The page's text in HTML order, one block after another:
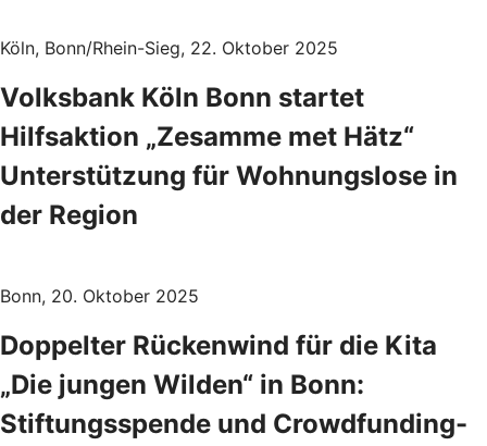
Köln, Bonn/Rhein-Sieg, 22. Oktober 2025
Volksbank Köln Bonn startet
Hilfsaktion „Zesamme met Hätz“
Unterstützung für Wohnungslose in
der Region
Bonn, 20. Oktober 2025
Doppelter Rückenwind für die Kita
„Die jungen Wilden“ in Bonn:
Stiftungsspende und Crowdfunding-